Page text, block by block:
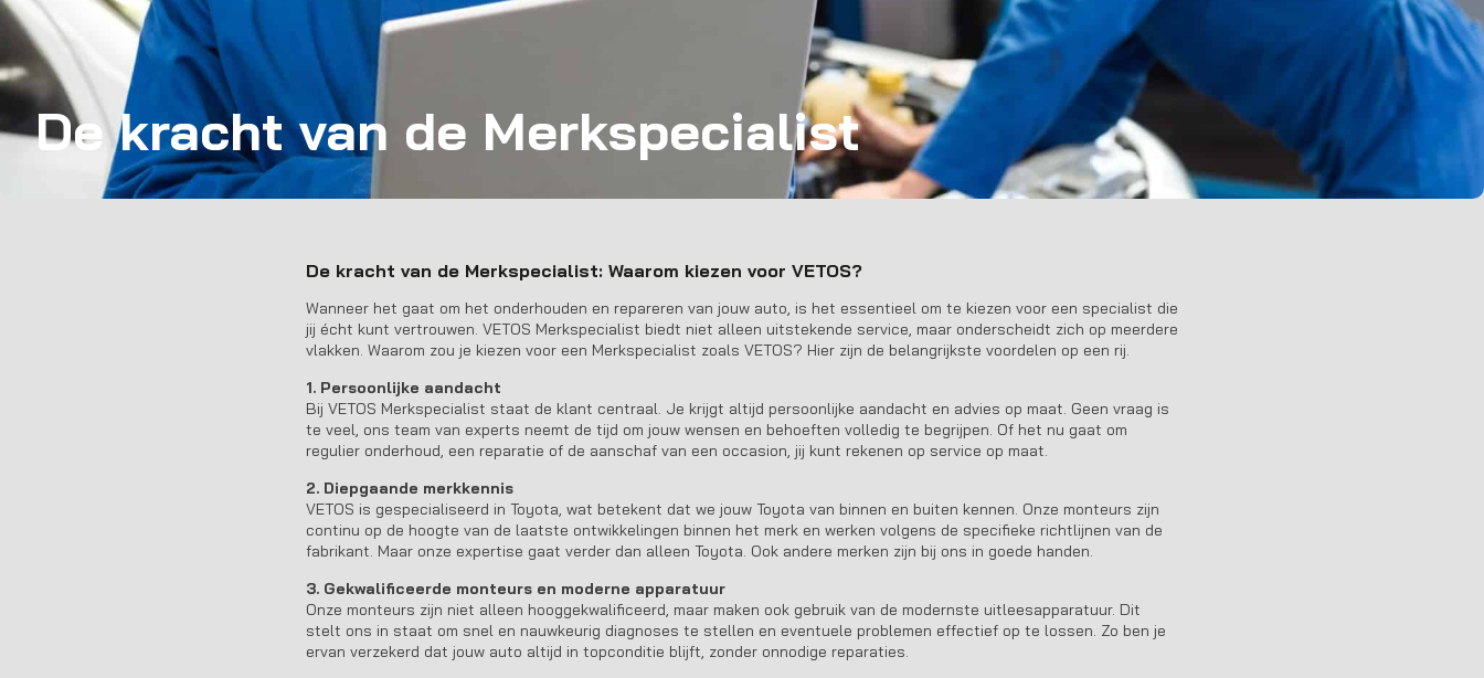
De kracht van de Merkspecialist
De kracht van de Merkspecialist: Waarom kiezen voor VETOS?
Wanneer het gaat om het onderhouden en repareren van jouw auto, is het essentieel om te kiezen voor een specialist die
jij écht kunt vertrouwen. VETOS Merkspecialist biedt niet alleen uitstekende service, maar onderscheidt zich op meerdere
vlakken. Waarom zou je kiezen voor een Merkspecialist zoals VETOS? Hier zijn de belangrijkste voordelen op een rij.
1. Persoonlijke aandacht
Bij VETOS Merkspecialist staat de klant centraal. Je krijgt altijd persoonlijke aandacht en advies op maat. Geen vraag is
te veel, ons team van experts neemt de tijd om jouw wensen en behoeften volledig te begrijpen. Of het nu gaat om
regulier onderhoud, een reparatie of de aanschaf van een occasion, jij kunt rekenen op service op maat.
2. Diepgaande merkkennis
VETOS is gespecialiseerd in Toyota, wat betekent dat we jouw Toyota van binnen en buiten kennen. Onze monteurs zijn
continu op de hoogte van de laatste ontwikkelingen binnen het merk en werken volgens de specifieke richtlijnen van de
fabrikant. Maar onze expertise gaat verder dan alleen Toyota. Ook andere merken zijn bij ons in goede handen.
3. Gekwalificeerde monteurs en moderne apparatuur
Onze monteurs zijn niet alleen hooggekwalificeerd, maar maken ook gebruik van de modernste uitleesapparatuur. Dit
stelt ons in staat om snel en nauwkeurig diagnoses te stellen en eventuele problemen effectief op te lossen. Zo ben je
ervan verzekerd dat jouw auto altijd in topconditie blijft, zonder onnodige reparaties.